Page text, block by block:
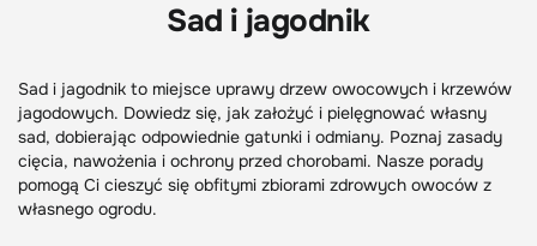
Sad i jagodnik
Sad i jagodnik to miejsce uprawy drzew owocowych i krzewów
jagodowych. Dowiedz się, jak założyć i pielęgnować własny
sad, dobierając odpowiednie gatunki i odmiany. Poznaj zasady
cięcia, nawożenia i ochrony przed chorobami. Nasze porady
pomogą Ci cieszyć się obfitymi zbiorami zdrowych owoców z
własnego ogrodu.